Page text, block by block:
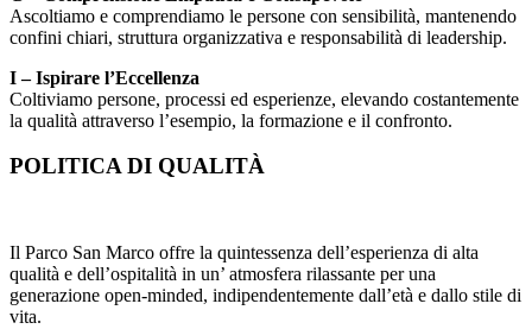
Ascoltiamo e comprendiamo le persone con sensibilità, mantenendo
confini chiari, struttura organizzativa e responsabilità di leadership.
I – Ispirare l’Eccellenza
Coltiviamo persone, processi ed esperienze, elevando costantemente
la qualità attraverso l’esempio, la formazione e il confronto.
POLITICA DI QUALITÀ
Il Parco San Marco offre la quintessenza dell’esperienza di alta
qualità e dell’ospitalità in un’ atmosfera rilassante per una
generazione open-minded, indipendentemente dall’età e dallo stile di
vita.